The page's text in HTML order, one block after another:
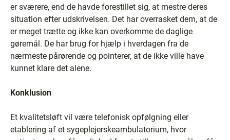
er sværere, end de havde forestillet sig, at mestre deres
situation efter udskrivelsen. Det har overrasket dem, at de
er meget trætte og ikke kan overkomme de daglige
gøremål. De har brug for hjælp i hverdagen fra de
nærmeste pårørende og pointerer, at de ikke ville have
kunnet klare det alene.
Konklusion
Et kvalitetsløft vil være telefonisk opfølgning eller
etablering af et sygeplejerskeambulatorium, hvor